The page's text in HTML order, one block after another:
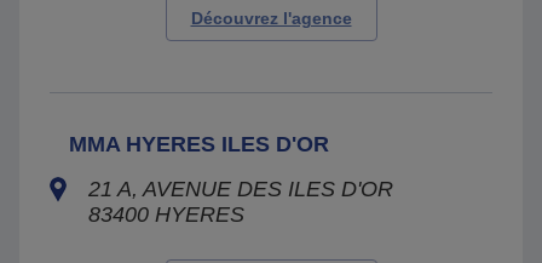
Découvrez l'agence
MMA HYERES ILES D'OR
21 A, AVENUE DES ILES D'OR
83400 HYERES